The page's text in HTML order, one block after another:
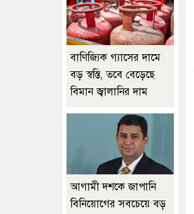
বাণিজ্যিক গ্যাসের দামে
বড় স্বস্তি, তবে বেড়েছে
বিমান জ্বালানির দাম
আগামী দশকে জাপানি
বিনিয়োগের সবচেয়ে বড়